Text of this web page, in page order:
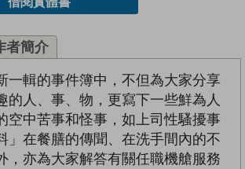
者簡介
一輯的事件簿中，不但為大家分享
的人、事、物，更寫下一些鮮為人
空中苦事和怪事，如上司性騷擾事
」在餐膳的傳聞、在洗手間內的不
，亦為大家解答有關任職機艙服務